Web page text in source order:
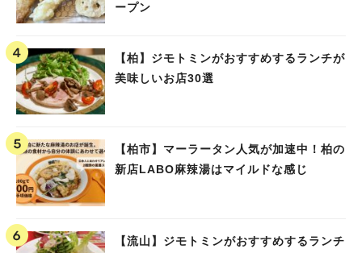
ープン
【柏】ジモトミンがおすすめするランチが
美味しいお店30選
【柏市】マーラータン人気が加速中！柏の
新店LABO麻辣湯はマイルドな感じ
【流山】ジモトミンがおすすめするランチ